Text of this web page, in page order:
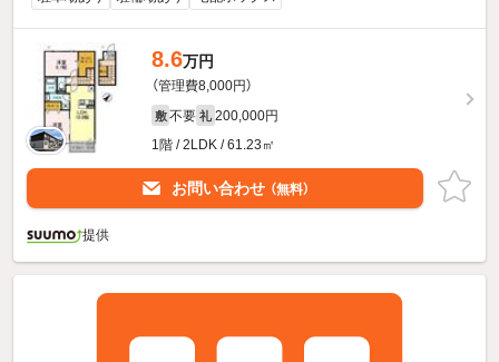
8.6万円
（管理費8,000円）
敷 不要 礼 200,000円
1階 / 2LDK / 61.23㎡
お問い合わせ （無料）
提供